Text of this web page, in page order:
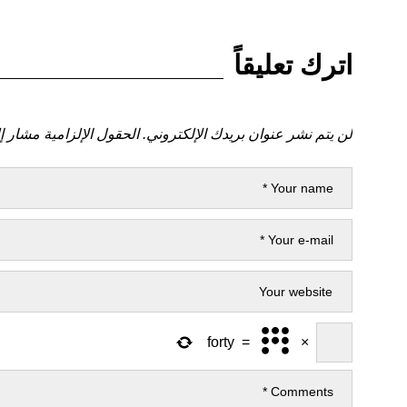
اترك تعليقاً
لن يتم نشر عنوان بريدك الإلكتروني. الحقول الإلزامية مشار
×
=
forty